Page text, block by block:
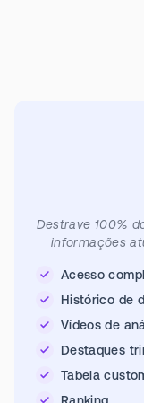
Destrave 100%
informações
Acesso
Histórico de
Vídeos de
Destaques
Tabela